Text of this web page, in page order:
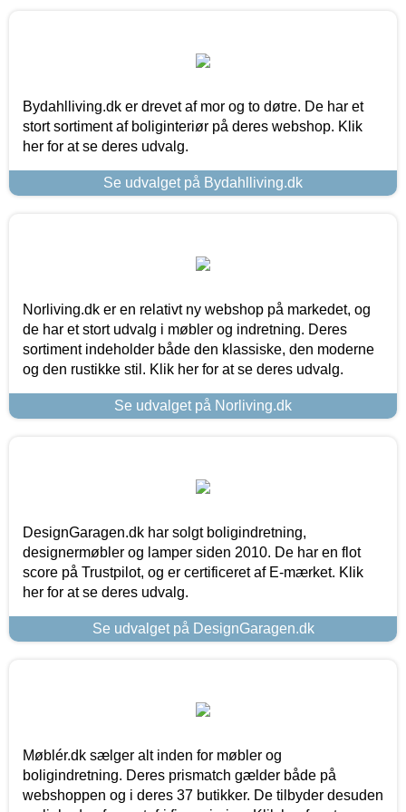
Bydahlliving.dk er drevet af mor og to døtre. De har et
stort sortiment af boliginteriør på deres webshop. Klik
her for at se deres udvalg.
Se udvalget på Bydahlliving.dk
Norliving.dk er en relativt ny webshop på markedet, og
de har et stort udvalg i møbler og indretning. Deres
sortiment indeholder både den klassiske, den moderne
og den rustikke stil. Klik her for at se deres udvalg.
Se udvalget på Norliving.dk
DesignGaragen.dk har solgt boligindretning,
designermøbler og lamper siden 2010. De har en flot
score på Trustpilot, og er certificeret af E-mærket. Klik
her for at se deres udvalg.
Se udvalget på DesignGaragen.dk
Møblér.dk sælger alt inden for møbler og
boligindretning. Deres prismatch gælder både på
webshoppen og i deres 37 butikker. De tilbyder desuden